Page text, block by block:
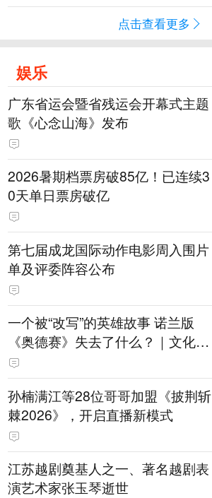
点击查看更多
娱乐
广东省运会暨省残运会开幕式主题
歌《心念山海》发布
2026暑期档票房破85亿！已连续3
0天单日票房破亿
第七届成龙国际动作电影周入围片
单及评委阵容公布
一个被“改写”的英雄故事 诺兰版
《奥德赛》失去了什么？｜文化观
察
孙楠满江等28位哥哥加盟《披荆斩
棘2026》，开启直播新模式
江苏越剧奠基人之一、著名越剧表
演艺术家张玉琴逝世